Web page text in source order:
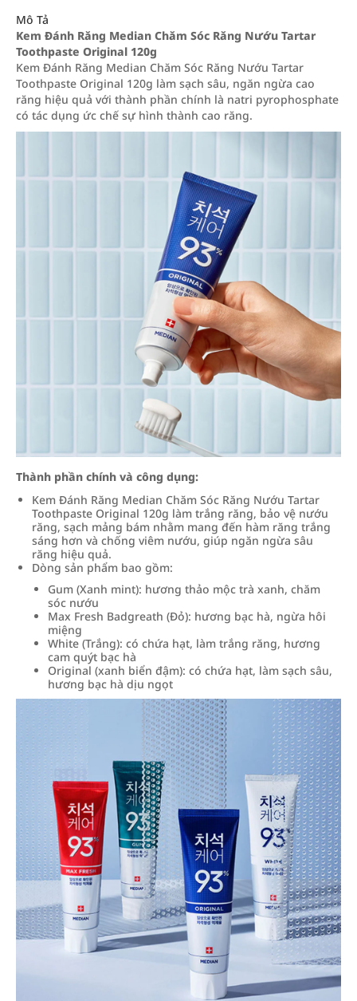
Mô Tả
Kem Đánh Răng Median Chăm Sóc Răng Nướu Tartar
Toothpaste Original 120g
Kem Đánh Răng Median Chăm Sóc Răng Nướu Tartar
Toothpaste Original 120g làm sạch sâu, ngăn ngừa cao
răng hiệu quả với thành phần chính là natri pyrophosphate
có tác dụng ức chế sự hình thành cao răng.
Thành phần chính và công dụng:
Kem Đánh Răng Median Chăm Sóc Răng Nướu Tartar
Toothpaste Original 120g làm trắng răng, bảo vệ nướu
răng, sạch mảng bám nhằm mang đến hàm răng trắng
sáng hơn và chống viêm nướu, giúp ngăn ngừa sâu
răng hiệu quả.
Dòng sản phẩm bao gồm:
Gum (Xanh mint): hương thảo mộc trà xanh, chăm
sóc nướu
Max Fresh Badgreath (Đỏ): hương bạc hà, ngừa hôi
miệng
White (Trắng): có chứa hạt, làm trắng răng, hương
cam quýt bạc hà
Original (xanh biển đậm): có chứa hạt, làm sạch sâu,
hương bạc hà dịu ngọt